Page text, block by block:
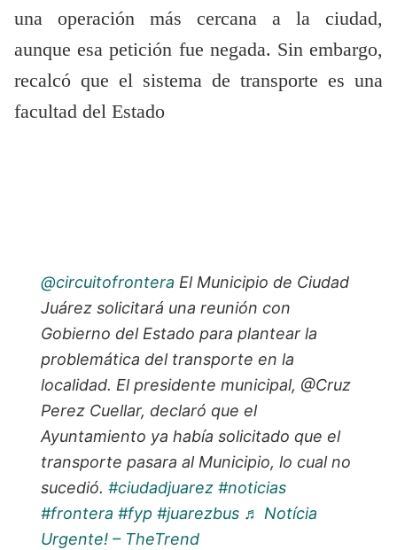
una operación más cercana a la ciudad,
aunque esa petición fue negada. Sin embargo,
recalcó que el sistema de transporte es una
facultad del Estado
@circuitofrontera El Municipio de Ciudad
Juárez solicitará una reunión con
Gobierno del Estado para plantear la
problemática del transporte en la
localidad. El presidente municipal, @Cruz
Perez Cuellar, declaró que el
Ayuntamiento ya había solicitado que el
transporte pasara al Municipio, lo cual no
sucedió. #ciudadjuarez #noticias
#frontera #fyp #juarezbus ♬ Notícia
Urgente! – TheTrend